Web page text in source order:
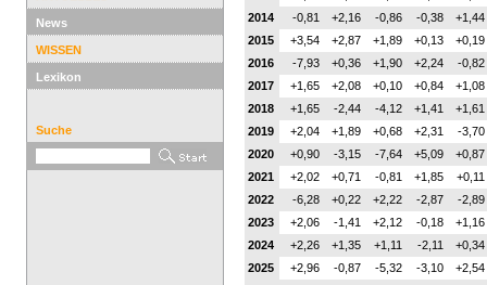
News
WISSEN
Lexikon
Suche
2014
-0,81 +2,16 -0,86 -0,38
+1,44
2015
+3,54 +2,87 +1,89 +0,13
+0,19
2016
-7,93 +0,36 +1,90 +2,24
-0,82
2017
+1,65 +2,08 +0,10 +0,84
+1,08
2018
+1,65 -2,44 -4,12 +1,41
+1,61
2019
+2,04 +1,89 +0,68 +2,31
-3,70
2020
+0,90 -3,15 -7,64 +5,09
+0,87
2021
+2,02 +0,71 -0,81 +1,85
+0,11
2022
-6,28 +0,22 +2,22 -2,87
-2,89
2023
+2,06 -1,41 +2,12 -0,18
+1,16
2024
+2,26 +1,35 +1,11 -2,11
+0,34
2025
+2,96 -0,87 -5,32 -3,10
+2,54